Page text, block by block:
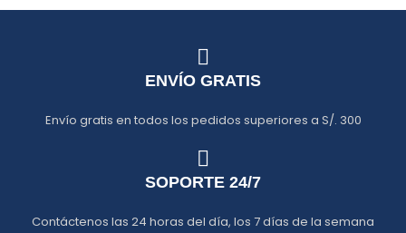
ENVÍO GRATIS
Envío gratis en todos los pedidos superiores a S/. 300
SOPORTE 24/7
Contáctenos las 24 horas del día, los 7 días de la semana